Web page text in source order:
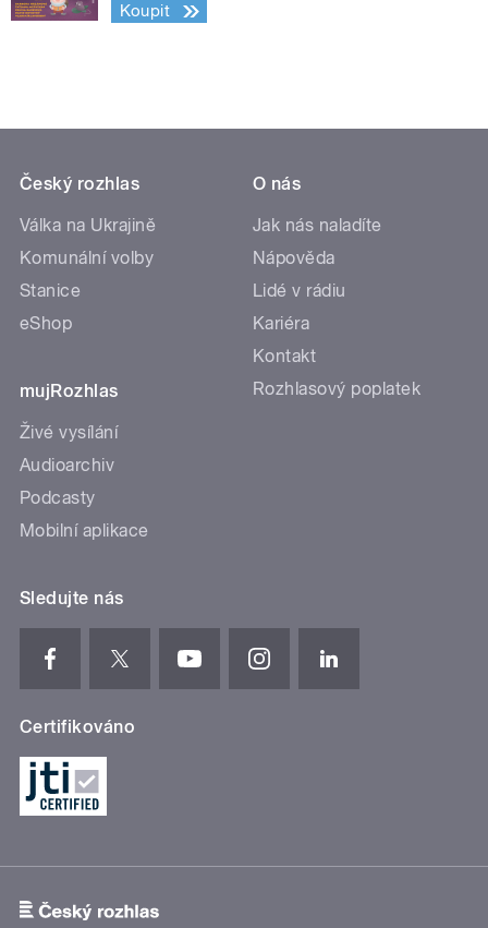
Koupit
Český rozhlas
Válka na Ukrajině
Komunální volby
Stanice
eShop
mujRozhlas
Živé vysílání
Audioarchiv
Podcasty
Mobilní aplikace
O nás
Jak nás naladíte
Nápověda
Lidé v rádiu
Kariéra
Kontakt
Rozhlasový poplatek
Sledujte nás
Certifikováno